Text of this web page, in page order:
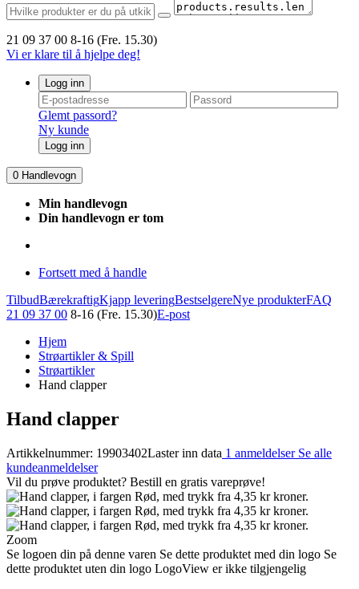
21 09 37 00 8-16 (Fre. 15.30)
Vi er klare til å hjelpe deg!
Logg inn
Glemt passord?
Ny kunde
Logg inn
0 Handlevogn
Min handlevogn
Din handlevogn er tom
Fortsett med å handle
TilbudBærekraftigKjapp leveringBestselgereNye produkterFAQ
21 09 37 00 8-16 (Fre. 15.30)E-post
Hjem
Strøartikler & Spill
Strøartikler
Hand clapper
Hand clapper
Artikkelnummer: 19903402Laster inn data 1 anmeldelser Se alle
kundeanmeldelser
Vil du prøve produktet? Bestill en gratis vareprøve!
Zoom
Se logoen din på denne varen Se dette produktet med din logo Se
dette produktet uten din logo LogoView er ikke tilgjengelig